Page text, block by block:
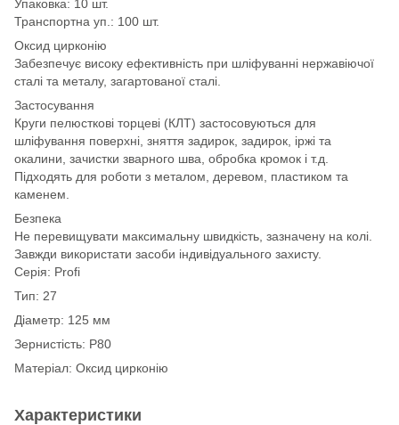
Упаковка: 10 шт.
Транспортна уп.: 100 шт.
Оксид цирконію
Забезпечує високу ефективність при шліфуванні нержавіючої
сталі та металу, загартованої сталі.
Застосування
Круги пелюсткові торцеві (КЛТ) застосовуються для
шліфування поверхні, зняття задирок, задирок, іржі та
окалини, зачистки зварного шва, обробка кромок і т.д.
Підходять для роботи з металом, деревом, пластиком та
каменем.
Безпека
Не перевищувати максимальну швидкість, зазначену на колі.
Завжди використати засоби індивідуального захисту.
Серія: Profi
Тип: 27
Діаметр: 125 мм
Зернистість: P80
Матеріал: Оксид цирконію
Характеристики